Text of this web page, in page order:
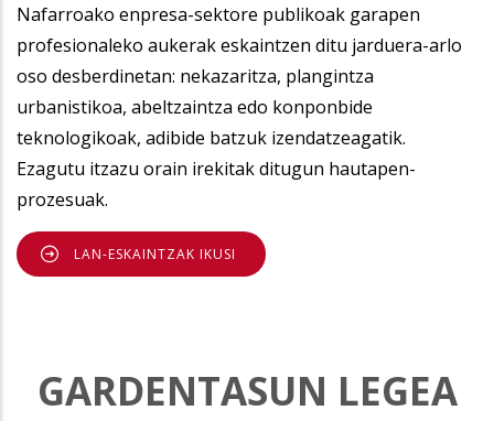
Nafarroako enpresa-sektore publikoak garapen
profesionaleko aukerak eskaintzen ditu jarduera-arlo
oso desberdinetan: nekazaritza, plangintza
urbanistikoa, abeltzaintza edo konponbide
teknologikoak, adibide batzuk izendatzeagatik.
Ezagutu itzazu orain irekitak ditugun hautapen-
prozesuak.
LAN-ESKAINTZAK IKUSI
GARDENTASUN LEGEA